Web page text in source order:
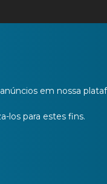
em nossa
los para estes fins.